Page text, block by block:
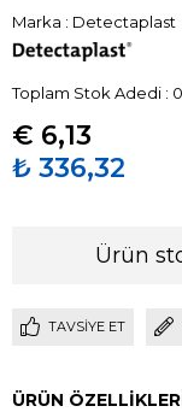
Marka : Detectaplast
Toplam Stok Adedi : 0
€ 6,13
₺ 336,32
Ürün
TAVSIYE ET
ÜRÜN